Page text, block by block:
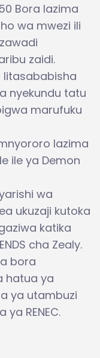
Bora lazima
wa mwezi ili
zaidi.
litasababisha
nyekundu tatu
marufuku
lazima
ile ya Demon
wa
ukuzaji kutoka
katika
cha Zealy.
bora
hatua ya
ya utambuzi
RENEC.